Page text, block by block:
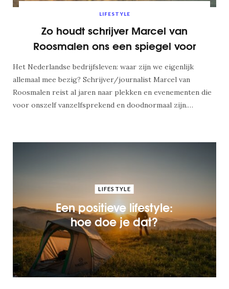
LIFESTYLE
Zo houdt schrijver Marcel van
Roosmalen ons een spiegel voor
Het Nederlandse bedrijfsleven: waar zijn we eigenlijk
allemaal mee bezig? Schrijver/journalist Marcel van
Roosmalen reist al jaren naar plekken en evenementen die
voor onszelf vanzelfsprekend en doodnormaal zijn.…
LIFESTYLE
Een positieve lifestyle:
hoe doe je dat?